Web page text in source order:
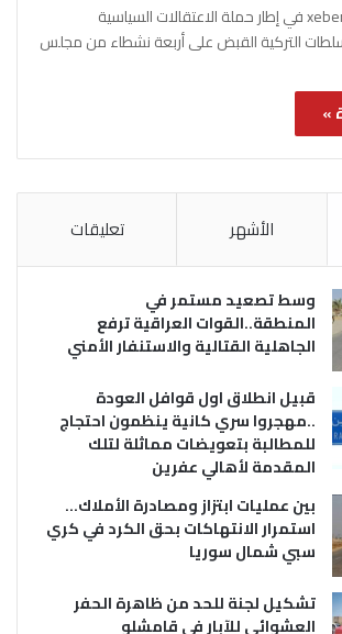
آفرين علو ـ xeber24.net في إطار حملة الاعتقالات السياسية
التركية القبض على أربعة نشطاء من مجلس
»
الأشهر تعليقات
وسط تصعيد مستمر في
المنطقة..القوات العراقية ترفع
الجاهلية القتالية والاستنفار الأمني
قبيل انطلاق اول قوافل العودة
..مهجروا سري كانية ينظمون احتجاج
للمطالبة بتعويضات مماثلة لتلك
المقدمة لأهالي عفرين
بين عمليات ابتزاز ومصادرة الأملاك…
استمرار الانتهاكات بحق الكرد في كري
سبي شمال سوريا
تشكيل لجنة للحد من ظاهرة الحفر
العشوائي للآبار في قامشلو